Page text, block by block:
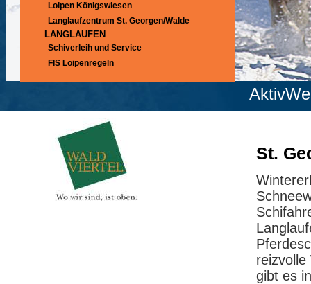
St.
reizvolle
gibt es
Loipen Königswiesen
Langlaufzentrum St. Georgen/Walde
LANGLAUFEN
Schiverleih und Service
FIS Loipenregeln